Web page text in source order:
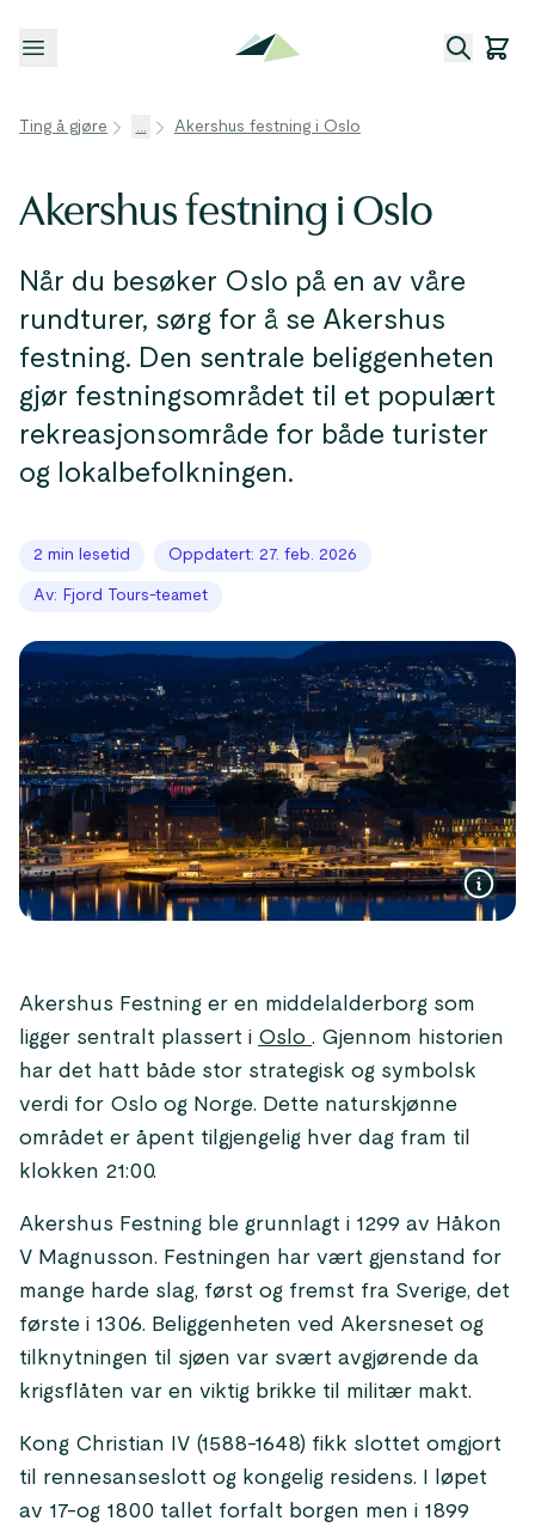
Åpne meny
Ting å gjøre ... Akershus festning i Oslo
Akershus festning i Oslo
Når du besøker Oslo på en av våre
rundturer, sørg for å se Akershus
festning. Den sentrale beliggenheten
gjør festningsområdet til et populært
rekreasjonsområde for både turister
og lokalbefolkningen.
2 min lesetid Oppdatert: 27. feb. 2026
Av: Fjord Tours-teamet
Akershus Festning er en middelalderborg som
ligger sentralt plassert i Oslo . Gjennom historien
har det hatt både stor strategisk og symbolsk
verdi for Oslo og Norge. Dette naturskjønne
området er åpent tilgjengelig hver dag fram til
klokken 21:00.
Akershus Festning ble grunnlagt i 1299 av Håkon
V Magnusson. Festningen har vært gjenstand for
mange harde slag, først og fremst fra Sverige, det
første i 1306. Beliggenheten ved Akersneset og
tilknytningen til sjøen var svært avgjørende da
krigsflåten var en viktig brikke til militær makt.
Kong Christian IV (1588-1648) fikk slottet omgjort
til rennesanseslott og kongelig residens. I løpet
av 17-og 1800 tallet forfalt borgen men i 1899